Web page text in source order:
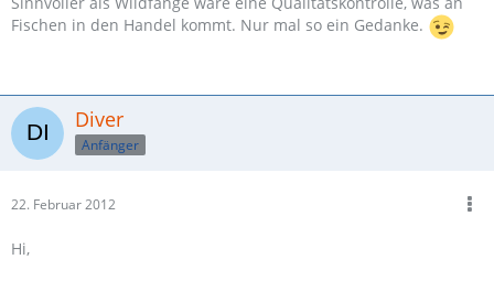
Fischen in den Handel kommt. Nur mal so ein Gedanke.
Diver
Anfänger
22. Februar 2012
Hi,